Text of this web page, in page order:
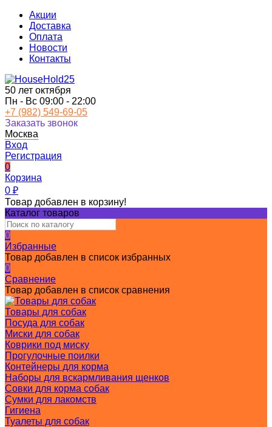
Акции
Доставка
Оплата
Новости
Контакты
50 лет октября
Пн - Вс 09:00 - 22:00
+7 (982) 549-69-05
Заказать звонок
Москва
Вход
Регистрация
0
Корзина
0 ₽
Товар добавлен в корзину!
Каталог товаров
0
Избранные
Товар добавлен в список избранных
0
Сравнение
Товар добавлен в список сравнения
Товары для собак
Посуда для собак
Миски для собак
Коврики под миску
Прогулочные поилки
Контейнеры для корма
Наборы для вскармливания щенков
Совки для корма собак
Сумки для лакомств
Гигиена
Туалеты для собак